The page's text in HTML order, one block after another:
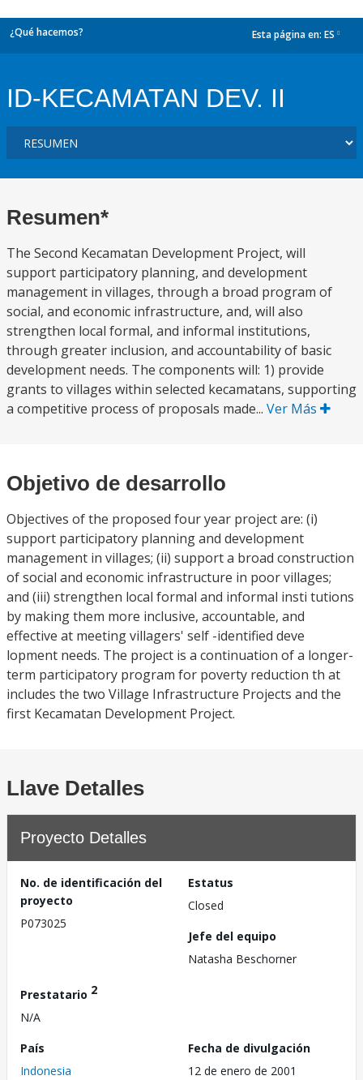
¿Qué hacemos? Esta página en: ES
ID-KECAMATAN DEV. II
Resumen*
The Second Kecamatan Development Project, will
support participatory planning, and development
management in villages, through a broad program of
social, and economic infrastructure, and, will also
strengthen local formal, and informal institutions,
through greater inclusion, and accountability of basic
development needs. The components will: 1) provide
grants to villages within selected kecamatans, supporting
a competitive process of proposals made... Ver Más
Objetivo de desarrollo
Objectives of the proposed four year project are: (i)
support participatory planning and development
management in villages; (ii) support a broad construction
of social and economic infrastructure in poor villages;
and (iii) strengthen local formal and informal insti tutions
by making them more inclusive, accountable, and
effective at meeting villagers' self -identified deve
lopment needs. The project is a continuation of a longer-
term participatory program for poverty reduction th at
includes the two Village Infrastructure Projects and the
first Kecamatan Development Project.
Llave Detalles
Proyecto Detalles
No. de identificación del
proyecto
P073025
Estatus
Closed
Jefe del equipo
Natasha Beschorner
Prestatario 2
N/A
País
Indonesia
Fecha de divulgación
12 de enero de 2001